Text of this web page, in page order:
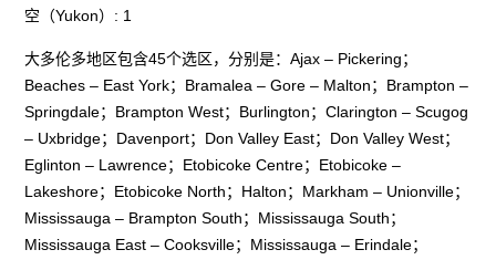
空（Yukon）: 1
大多伦多地区包含45个选区，分别是：Ajax – Pickering；
Beaches – East York；Bramalea – Gore – Malton；Brampton –
Springdale；Brampton West；Burlington；Clarington – Scugog
– Uxbridge；Davenport；Don Valley East；Don Valley West；
Eglinton – Lawrence；Etobicoke Centre；Etobicoke –
Lakeshore；Etobicoke North；Halton；Markham – Unionville；
Mississauga – Brampton South；Mississauga South；
Mississauga East – Cooksville；Mississauga – Erindale；